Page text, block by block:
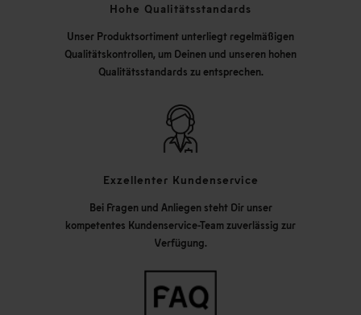
Hohe Qualitätsstandards
Unser Produktsortiment unterliegt regelmäßigen
Qualitätskontrollen, um Deinen und unseren hohen
Qualitätsstandards zu entsprechen.
Exzellenter Kundenservice
Bei Fragen und Anliegen steht Dir unser
kompetentes Kundenservice-Team zuverlässig zur
Verfügung.